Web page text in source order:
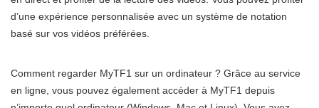
d’une expérience personnalisée avec un système de notation
basé sur vos vidéos préférées.
Comment regarder MyTF1 sur un ordinateur ? Grâce au service
en ligne, vous pouvez également accéder à MyTF1 depuis